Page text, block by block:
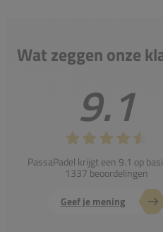
Wat zeggen onze
9.1
PassaPadel krijgt een 9.1 op
1337 beoordelingen
Geef je mening